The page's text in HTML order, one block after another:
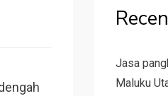
Jasa
Maluku